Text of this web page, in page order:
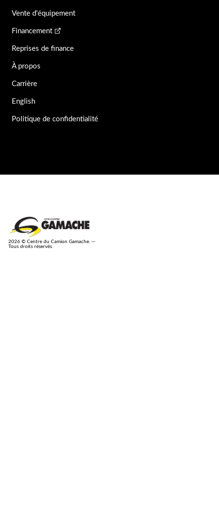
Vente d'équipement
Financement
Reprises de finance
À propos
Carrière
English
Politique de confidentialité
2026 © Centre du Camion Gamache. ─
Tous droits réservés.